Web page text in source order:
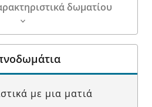
δωματίου
με μια ματιά